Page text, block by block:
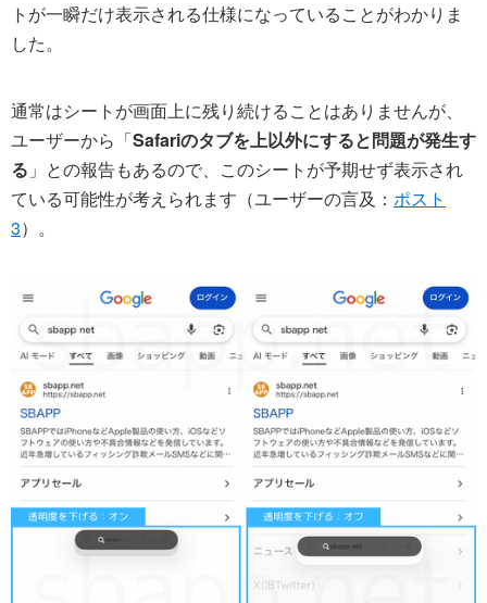
トが一瞬だけ表示される仕様になっていることがわかりま
した。
通常はシートが画面上に残り続けることはありませんが、
ユーザーから「Safariのタブを上以外にすると問題が発生す
る 」との報告もあるので、このシートが予期せず表示され
ている可能性が考えられます（ユーザーの言及： ポスト
3）。